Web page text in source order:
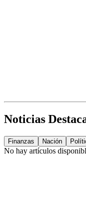
Noticias
Finanzas Nación
No hay artículos